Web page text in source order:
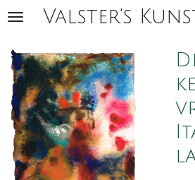
Ga
naar
de
hoofdinhoud
Valster's